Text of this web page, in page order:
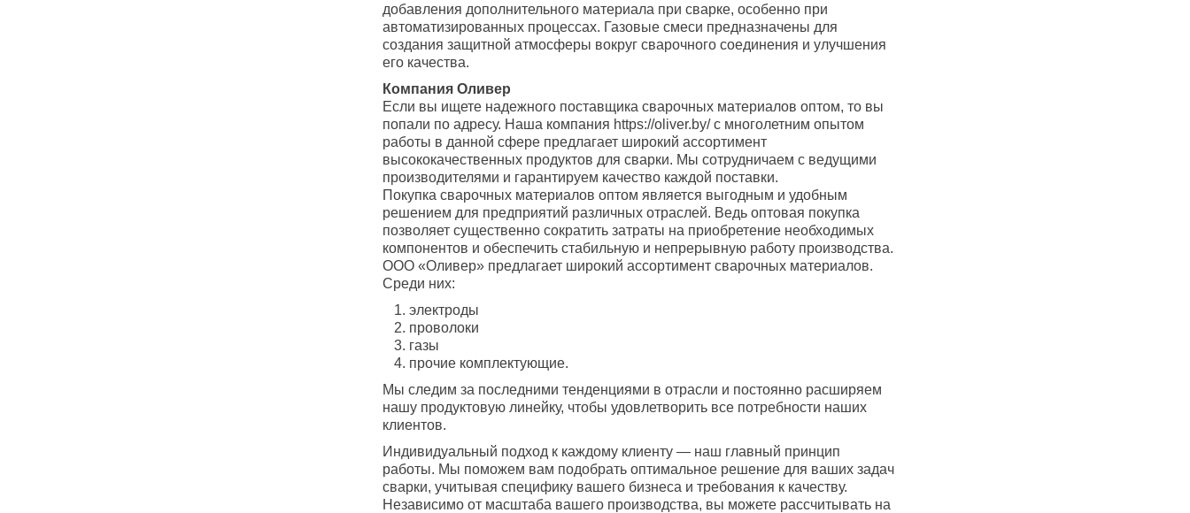
добавления дополнительного материала при сварке, особенно при
автоматизированных процессах. Газовые смеси предназначены для
создания защитной атмосферы вокруг сварочного соединения и улучшения
его качества.
Компания Оливер
Если вы ищете надежного поставщика сварочных материалов оптом, то вы
попали по адресу. Наша компания https://oliver.by/ с многолетним опытом
работы в данной сфере предлагает широкий ассортимент
высококачественных продуктов для сварки. Мы сотрудничаем с ведущими
производителями и гарантируем качество каждой поставки.
Покупка сварочных материалов оптом является выгодным и удобным
решением для предприятий различных отраслей. Ведь оптовая покупка
позволяет существенно сократить затраты на приобретение необходимых
компонентов и обеспечить стабильную и непрерывную работу производства.
ООО «Оливер» предлагает широкий ассортимент сварочных материалов.
Среди них:
электроды
проволоки
газы
прочие комплектующие.
Мы следим за последними тенденциями в отрасли и постоянно расширяем
нашу продуктовую линейку, чтобы удовлетворить все потребности наших
клиентов.
Индивидуальный подход к каждому клиенту — наш главный принцип
работы. Мы поможем вам подобрать оптимальное решение для ваших задач
сварки, учитывая специфику вашего бизнеса и требования к качеству.
Независимо от масштаба вашего производства, вы можете рассчитывать на